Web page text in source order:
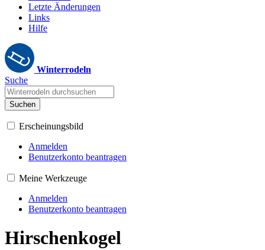
Letzte Änderungen
Links
Hilfe
Winterrodeln
Suche
Suchen
Erscheinungsbild
Anmelden
Benutzerkonto beantragen
Meine Werkzeuge
Anmelden
Benutzerkonto beantragen
Hirschenkogel